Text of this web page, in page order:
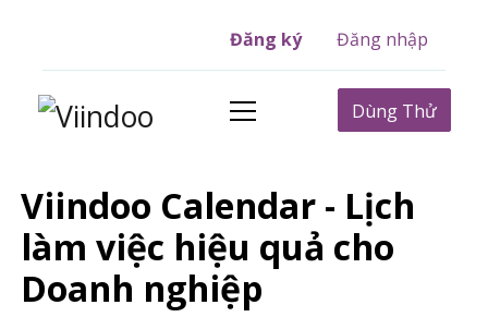
Đăng ký Đăng nhập
Dùng Thử
Viindoo Calendar - Lịch
làm việc hiệu quả cho
Doanh nghiệp